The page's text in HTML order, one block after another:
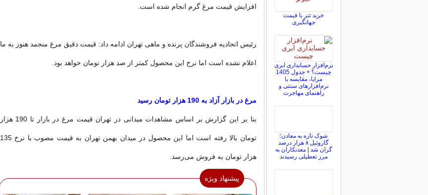
افزایش قیمت مرغ گرم انجام شده است.
رئیس اتحادیه فروشندگان پرنده و ماهی تهران ادامه داد: قیمت دقیق مرغ منجمد هنوز به ما
اعلام نشده است اما نرخ این محصول کمتر از صد هزار تومان خواهد بود.
مرغ در بازار آزاد به 190 هزار تومان رسید
بنا بر این گزارش بر اساس مشاهدات میدانی در تهران قیمت مرغ در بازار تا 190 هزار
تومان بالا رفته است اما این محصول در میدان بهمن تهران به قیمت مصوب با نرخ 135
هزار تومان به فروش می‌رسد.
پیشنهاد ویژه
خرید تتر با قیمت
جهانگیری
نرم‌افزار حسابداری ابری
چیست؟ + جدول 1405
مزایا، مقایسه با
نرم‌افزارهای سنتی و
راهنمای مهاجرت
شوک تازه به معادن؛
گازوئیل ۸ هزار درصد
گران شد | معدنکاران به
مرز تعطیلی رسیدند